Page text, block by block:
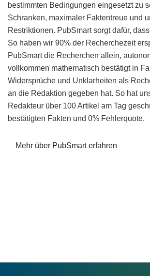
bestimmten Bedingungen eingesetzt zu
Schranken, maximaler Faktentreue und
Restriktionen. PubSmart sorgt dafür,
So haben wir 90% der Recherchezeit
PubSmart die Recherchen allein,
vollkommen mathematisch bestätigt in
Widersprüche und Unklarheiten als
an die Redaktion gegeben hat. So hat
Redakteur über 100 Artikel am Tag
bestätigten Fakten und 0% Fehlerquote.
Mehr über PubSmart erfahren